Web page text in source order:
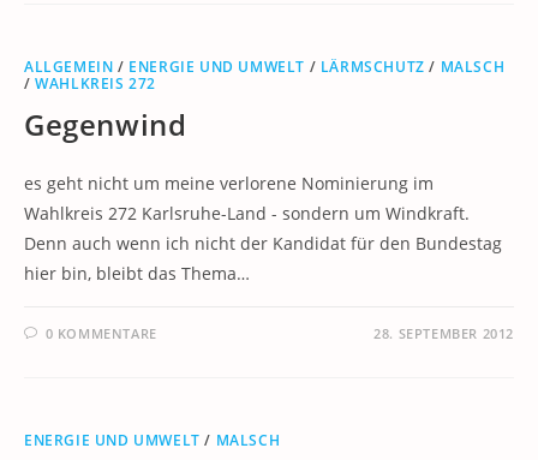
ALLGEMEIN / ENERGIE UND UMWELT / LÄRMSCHUTZ / MALSCH
/WAHLKREIS 272
Gegenwind
es geht nicht um meine verlorene Nominierung im
Wahlkreis 272 Karlsruhe-Land - sondern um Windkraft.
Denn auch wenn ich nicht der Kandidat für den Bundestag
hier bin, bleibt das Thema…
0 KOMMENTARE 28. SEPTEMBER 2012
ENERGIE UND UMWELT / MALSCH